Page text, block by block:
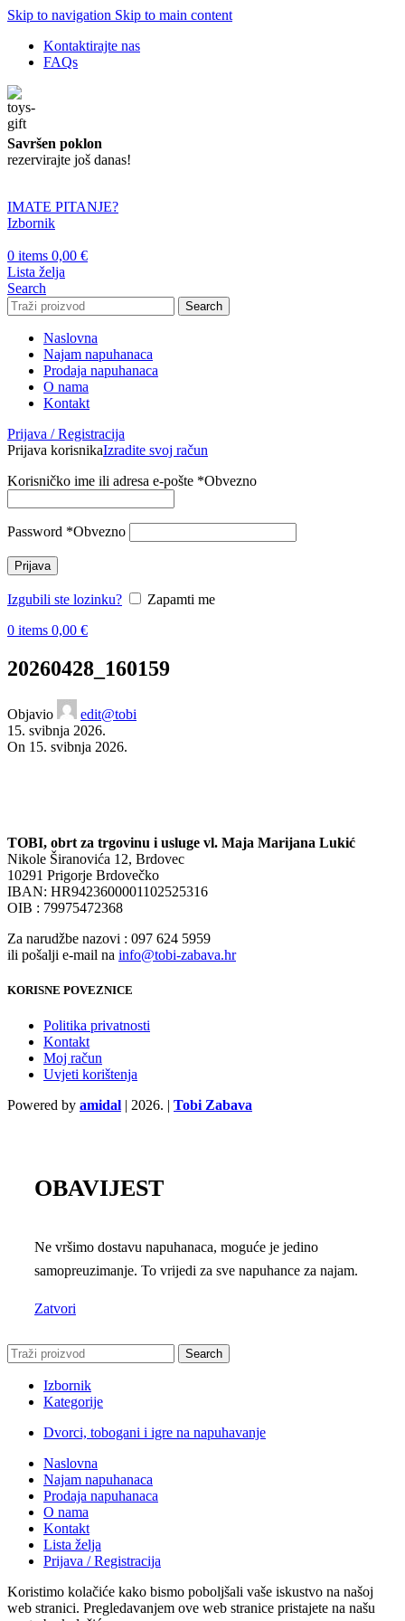
Skip to navigation Skip to main content
Kontaktirajte nas
FAQs
Savršen poklon
rezervirajte još danas!
IMATE PITANJE?
Izbornik
0 items 0,00 €
Lista želja
Search
Search
Naslovna
Najam napuhanaca
Prodaja napuhanaca
O nama
Kontakt
Prijava / Registracija
Prijava korisnikaIzradite svoj račun
Korisničko ime ili adresa e-pošte *Obvezno
Password *Obvezno
Prijava
Izgubili ste lozinku?
Zapamti me
0 items 0,00 €
20260428_160159
Objavio
edit@tobi
15. svibnja 2026.
On 15. svibnja 2026.
TOBI, obrt za trgovinu i usluge vl. Maja Marijana Lukić
Nikole Širanovića 12, Brdovec
10291 Prigorje Brdovečko
IBAN: HR9423600001102525316
OIB : 79975472368
Za narudžbe nazovi : 097 624 5959
ili pošalji e-mail na info@tobi-zabava.hr
KORISNE POVEZNICE
Politika privatnosti
Kontakt
Moj račun
Uvjeti korištenja
Powered by amidal | 2026. | Tobi Zabava
OBAVIJEST
Ne vršimo dostavu napuhanaca, moguće je jedino
samopreuzimanje. To vrijedi za sve napuhance za najam.
Zatvori
Search
Izbornik
Kategorije
Dvorci, tobogani i igre na napuhavanje
Naslovna
Najam napuhanaca
Prodaja napuhanaca
O nama
Kontakt
Lista želja
Prijava / Registracija
Koristimo kolačiće kako bismo poboljšali vaše iskustvo na našoj
web stranici. Pregledavanjem ove web stranice pristajete na našu